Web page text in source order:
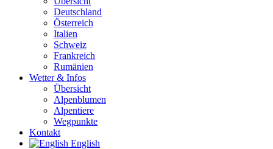
Deutschland
Österreich
Italien
Schweiz
Frankreich
Rumänien
Wetter & Infos
Übersicht
Alpenblumen
Alpentiere
Wegpunkte
Kontakt
English